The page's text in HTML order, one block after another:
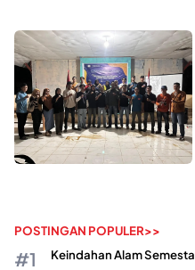
POSTINGAN POPULER>>
Keindahan Alam Semesta